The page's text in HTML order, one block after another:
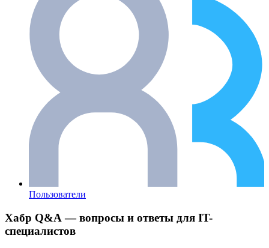
Пользователи
Хабр Q&A — вопросы и ответы для IT-
специалистов